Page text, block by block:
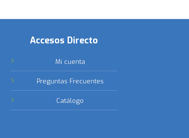
Accesos Directo
Mi cuenta
Preguntas Frecuentes
Catálogo